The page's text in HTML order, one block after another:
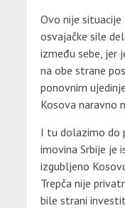
Ovo nije situacije
osvajačke sile
između sebe, jer
na obe strane
ponovnim
Kosova naravno
I tu dolazimo do
imovina Srbije je
izgubljeno
Trepča nije
bile strani